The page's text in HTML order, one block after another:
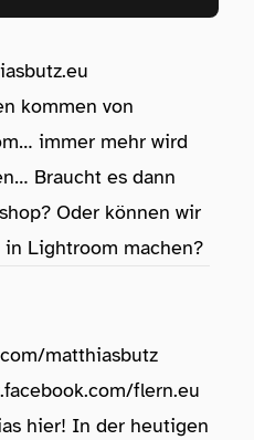
kommen von
immer mehr wird
Braucht es dann
Oder können wir
Lightroom machen?
matthiasbutz
flern.eu
hier! In der heutigen